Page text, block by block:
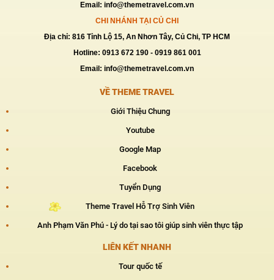
Email: info@themetravel.com.vn
CHI NHÁNH TẠI CỦ CHI
Địa chỉ: 816 Tỉnh Lộ 15, An Nhơn Tây, Củ Chi, TP HCM
Hotline: 0913 672 190 - 0919 861 001
Email: info@themetravel.com.vn
VỀ THEME TRAVEL
Giới Thiệu Chung
Youtube
Google Map
Facebook
Tuyển Dụng
Theme Travel Hỗ Trợ Sinh Viên
Anh Phạm Văn Phú - Lý do tại sao tôi giúp sinh viên thực tập
LIÊN KẾT NHANH
Tour quốc tế